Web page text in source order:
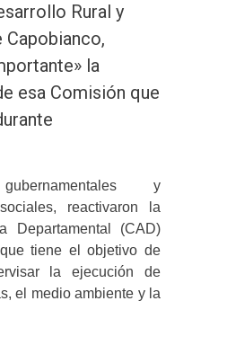
Rural y
Capobianco,
la
esa Comisión que
y
reactivaron la
Departamental (CAD)
tiene el objetivo de
la ejecución de
el medio ambiente y la